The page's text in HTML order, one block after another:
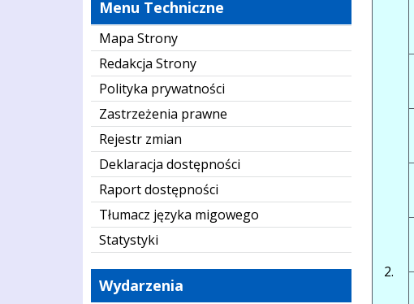
Menu Techniczne
Mapa Strony
Redakcja Strony
Polityka prywatności
Zastrzeżenia prawne
Rejestr zmian
Deklaracja dostępności
Raport dostępności
Tłumacz języka migowego
Statystyki
Wydarzenia
2.